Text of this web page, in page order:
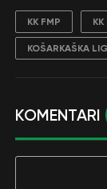
KK FMP
KOŠARKAŠKA
KOMENTARI